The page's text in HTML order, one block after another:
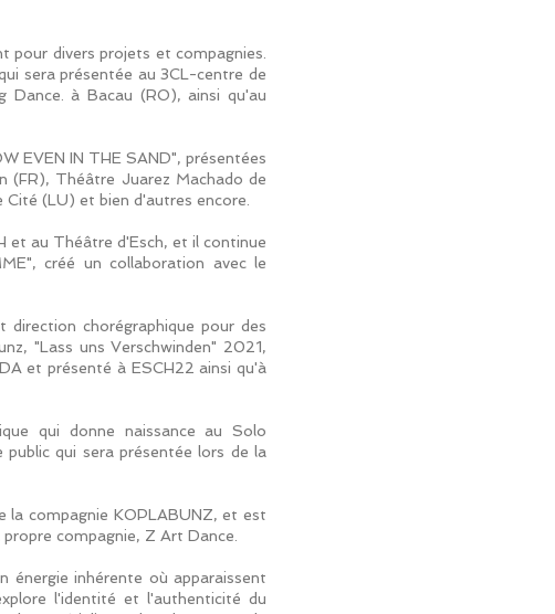
pour divers projets et compagnies.
sera présentée au 3CL-centre de
Dance. à Bacau (RO), ainsi qu'au
EVEN IN THE SAND", présentées
(FR), Théâtre Juarez Machado de
(LU) et bien d'autres encore.
et au Théâtre d'Esch, et il continue
créé un collaboration avec le
chorégraphique pour des
"Lass uns Verschwinden" 2021,
et présenté à ESCH22 ainsi qu'à
qui donne naissance au Solo
public qui sera présentée lors de la
la compagnie KOPLABUNZ, et est
compagnie, Z Art Dance.
énergie inhérente où apparaissent
l'identité et l'authenticité du